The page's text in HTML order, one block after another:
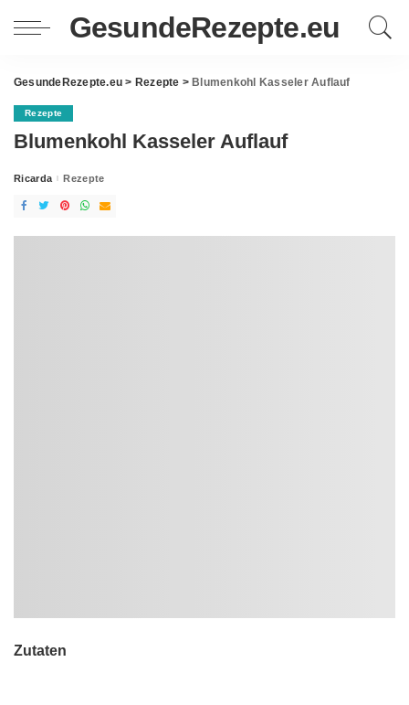
GesundeRezepte.eu
GesundeRezepte.eu > Rezepte > Blumenkohl Kasseler Auflauf
Rezepte
Blumenkohl Kasseler Auflauf
Posted
Ricarda Rezepte
Zutaten